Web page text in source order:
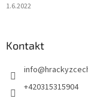
1.6.2022
Kontakt
info@
+420315315904